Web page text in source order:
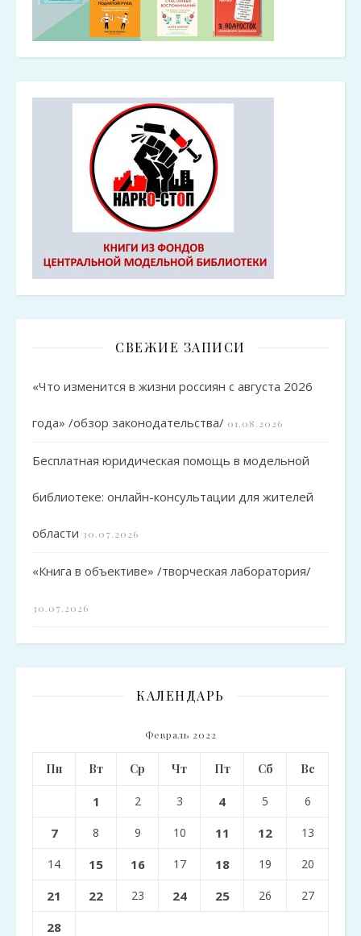
СВЕЖИЕ ЗАПИСИ
«Что изменится в жизни россиян с августа 2026
года» /обзор законодательства/ 01.08.2026
Бесплатная юридическая помощь в модельной
библиотеке: онлайн-консультации для жителей
области 30.07.2026
«Книга в объективе» /творческая лаборатория/
30.07.2026
КАЛЕНДАРЬ
Февраль 2022
Пн Вт Ср Чт Пт Сб Вс
1 2 3 4 5 6
7 8 9 10 11 12 13
14 15 16 17 18 19 20
21 22 23 24 25 26 27
28